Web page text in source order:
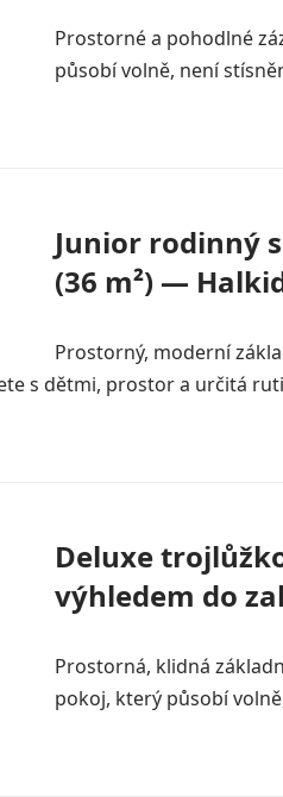
Prostorné a pohodlné
působí volně, není
Junior rodinný
(36 m²) —
Prostorný, moderní
s dětmi, prostor a určitá
Deluxe
výhledem do
Prostorná, klidná
pokoj, který působí